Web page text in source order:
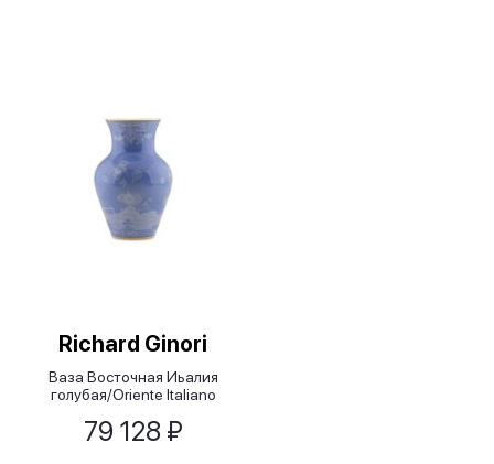
Richard Ginori
Ваза Восточная Иьалия
голубая/Oriente Italiano
79 128 ₽